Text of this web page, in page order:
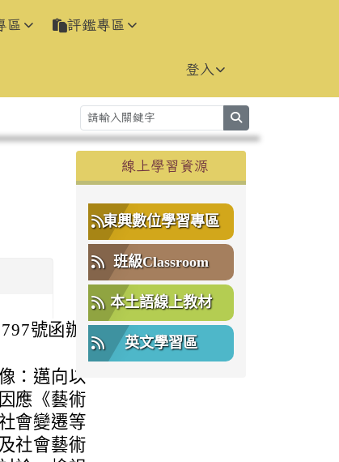
區 評鑑專區
登入
號函辦
：邁向以
應《藝術
會變遷等
社會藝術
右邊區域內容
線上學習資源
東興數位學習專區
班級Classroom
本土語線上教材
英文學習區